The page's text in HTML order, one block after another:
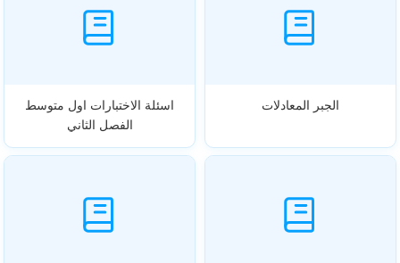
الجبر المعادلات
اسئلة الاختبارات اول متوسط
الفصل الثاني